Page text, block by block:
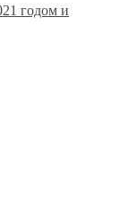
годом и